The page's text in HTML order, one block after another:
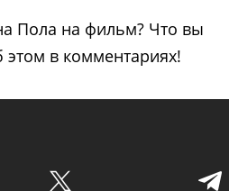
Пола на фильм? Что вы
этом в комментариях!